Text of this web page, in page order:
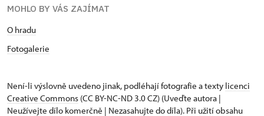
MOHLO BY VÁS ZAJÍMAT
O hradu
Fotogalerie
Není-li výslovně uvedeno jinak, podléhají fotografie a texty licenci
Creative Commons (CC BY-NC-ND 3.0 CZ) (Uveďte autora |
Neužívejte dílo komerčně | Nezasahujte do díla). Při užití obsahu